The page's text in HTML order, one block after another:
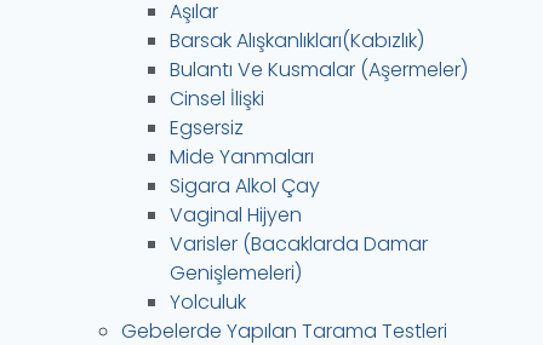
Aşılar
Barsak Alışkanlıkları(Kabızlık)
Bulantı Ve Kusmalar (Aşermeler)
Cinsel İlişki
Egsersiz
Mide Yanmaları
Sigara Alkol Çay
Vaginal Hijyen
Varisler (Bacaklarda Damar
Genişlemeleri)
Yolculuk
Gebelerde Yapılan Tarama Testleri